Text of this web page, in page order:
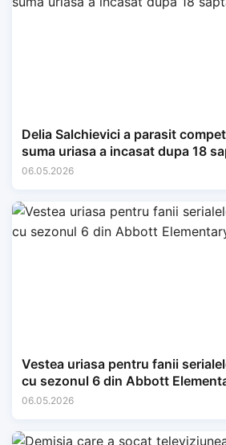
Delia Salchievici a parasit
suma uriasa a incasat dupa 18
06.05.2026
Vestea uriasa pentru fanii
cu sezonul 6 din Abbott
06.05.2026